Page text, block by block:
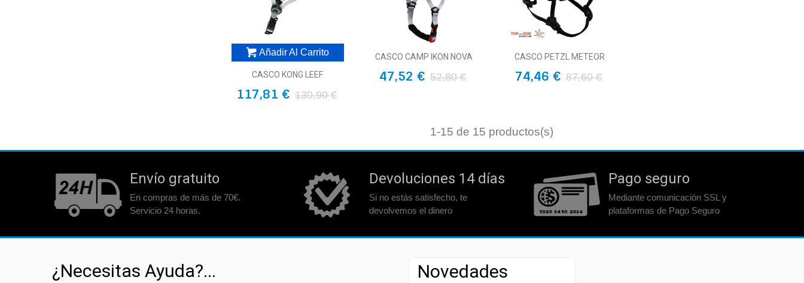
Añadir Al Carrito
CASCO KONG LEEF
117,81 € 130,90 €
CASCO CAMP IKON NOVA
47,52 € 52,80 €
CASCO PETZL METEOR
74,46 € 87,60 €
1-15 de 15 productos(s)
Envío gratuito
En compras de más de 70€.
Servicio 24 horas.
Devoluciones 14 días
Si no estás satisfecho, te
devolvemos el dinero
Pago seguro
Mediante comunicación SSL y
plataformas de Pago Seguro
¿Necesitas Ayuda?... Novedades